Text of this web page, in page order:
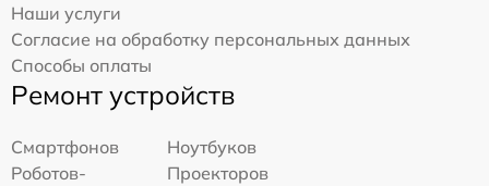
Наши услуги
Согласие на обработку персональных данных
Способы оплаты
Ремонт устройств
Смартфонов
Ноутбуков
Роботов-
Проекторов